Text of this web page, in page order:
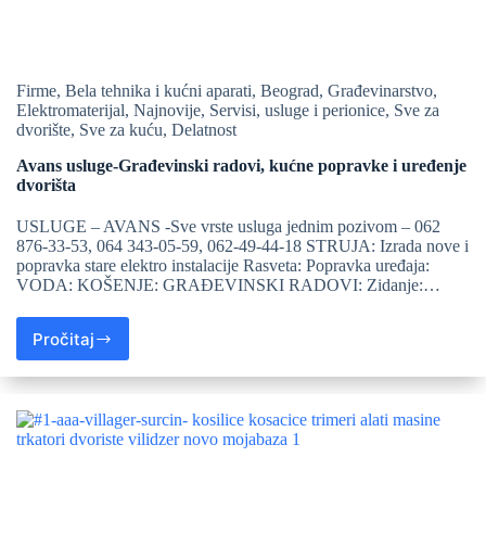
Firme, Bela tehnika i kućni aparati, Beograd, Građevinarstvo,
Elektromaterijal, Najnovije, Servisi, usluge i perionice, Sve za
dvorište, Sve za kuću, Delatnost
Avans usluge-Građevinski radovi, kućne popravke i uređenje
dvorišta
USLUGE – AVANS -Sve vrste usluga jednim pozivom – 062
876-33-53, 064 343-05-59, 062-49-44-18 STRUJA: Izrada nove i
popravka stare elektro instalacije Rasveta: Popravka uređaja:
VODA: KOŠENJE: GRAĐEVINSKI RADOVI: Zidanje:…
Pročitaj